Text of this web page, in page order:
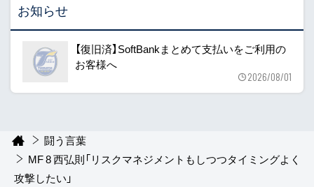
お知らせ
【復旧済】SoftBankまとめて支払いをご利用の
お客様へ
2026/08/01
闘う言葉
MF 8 西弘則「リスクマネジメントもしつつタイミングよく
攻撃したい」